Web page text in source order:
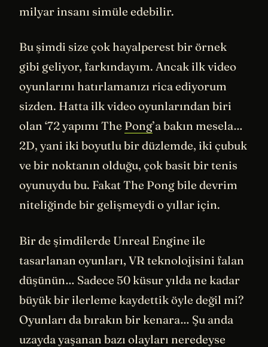
milyar insanı simüle edebilir.
Bu şimdi size çok hayalperest bir örnek
gibi geliyor, farkındayım. Ancak ilk video
oyunlarını hatırlamanızı rica ediyorum
sizden. Hatta ilk video oyunlarından biri
olan ‘72 yapımı The Pong’a bakın mesela…
2D, yani iki boyutlu bir düzlemde, iki çubuk
ve bir noktanın olduğu, çok basit bir tenis
oyunuydu bu. Fakat The Pong bile devrim
niteliğinde bir gelişmeydi o yıllar için.
Bir de şimdilerde Unreal Engine ile
tasarlanan oyunları, VR teknolojisini falan
düşünün… Sadece 50 küsur yılda ne kadar
büyük bir ilerleme kaydettik öyle değil mi?
Oyunları da bırakın bir kenara… Şu anda
uzayda yaşanan bazı olayları neredeyse